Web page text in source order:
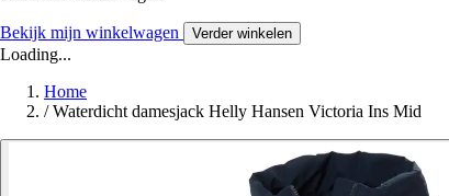
Bekijk mijn winkelwagen Verder winkelen
Loading...
Home
/ Waterdicht damesjack Helly Hansen Victoria Ins Mid